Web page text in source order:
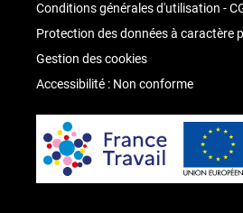
Conditions générales d'utilisation -
Protection des données à caractère
Gestion des cookies
Accessibilité : Non conforme